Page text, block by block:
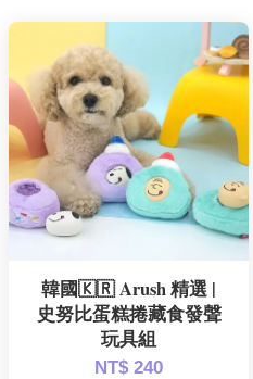
韓國🇰🇷 Arush 精選 |
史努比蛋糕捲藏食發聲
玩具組
NT$ 240